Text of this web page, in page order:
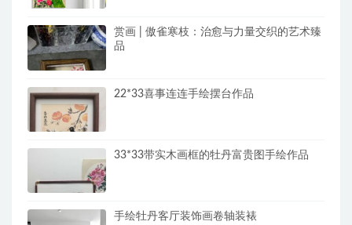
赏画 | 傲雀寒枝：治愈与力量交织的艺术臻
品
22*33喜事连连手绘摆台作品
33*33带实木画框的牡丹富贵图手绘作品
手绘牡丹客厅装饰画卷轴装裱